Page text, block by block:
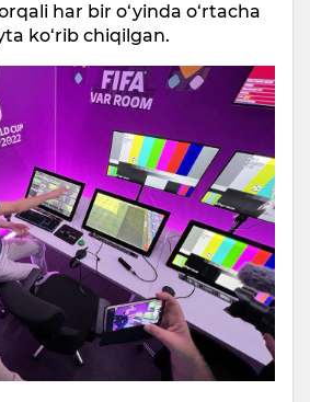
har bir o‘yinda o‘rtacha
ko‘rib chiqilgan.